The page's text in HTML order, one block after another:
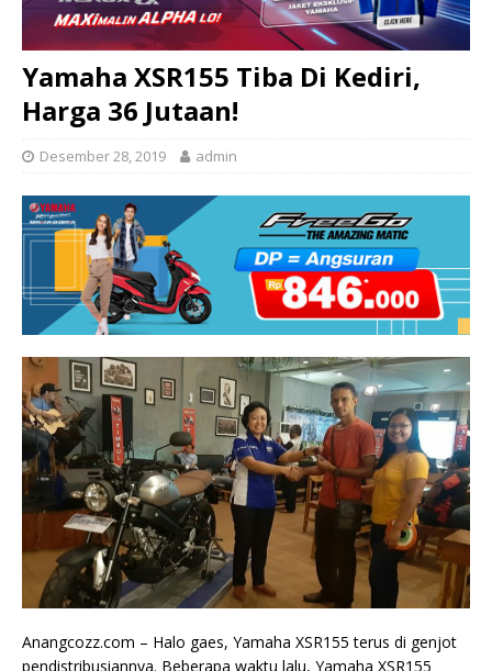
Yamaha XSR155 Tiba Di Kediri,
Harga 36 Jutaan!
Desember 28, 2019 admin
Anangcozz.com – Halo gaes, Yamaha XSR155 terus di genjot
pendistribusiannya. Beberapa waktu lalu, Yamaha XSR155